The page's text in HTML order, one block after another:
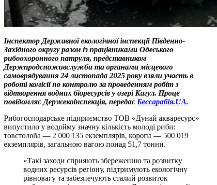
Інспектор Державної екологічної інспекції Південно-
Західного округу разом із працівниками Одеського
рибоохоронного патруля, представником
Держпродспоживслужби та органами місцевого
самоврядування 24 листопада 2025 року взяли участь в
роботі комісії по контролю за проведенням робіт з
відтворення водних біоресурсів у озері Кагул. Проце
повідомляє Держекоінспекція, передає Бессарабія.UA.
Рибогосподарське підприємство ТОВ «Дунай акваресурс»
випустило у водойму значну кількість молоді риби:
товстолоба — 2 000 135 екземплярів, коропа — 500 019
екземплярів, загальною вагою понад 51,7 тонни.
«Такі заходи сприяють збереженню та розвитку
водних ресурсів регіону, підтримують екологічну
рівновагу та забезпечують сталий розвиток